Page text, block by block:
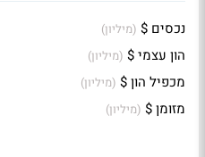
נכסים $ (מיליון)
הון עצמי $ (מיליון)
מכפיל הון $ (מיליון)
מזומן $ (מיליון)